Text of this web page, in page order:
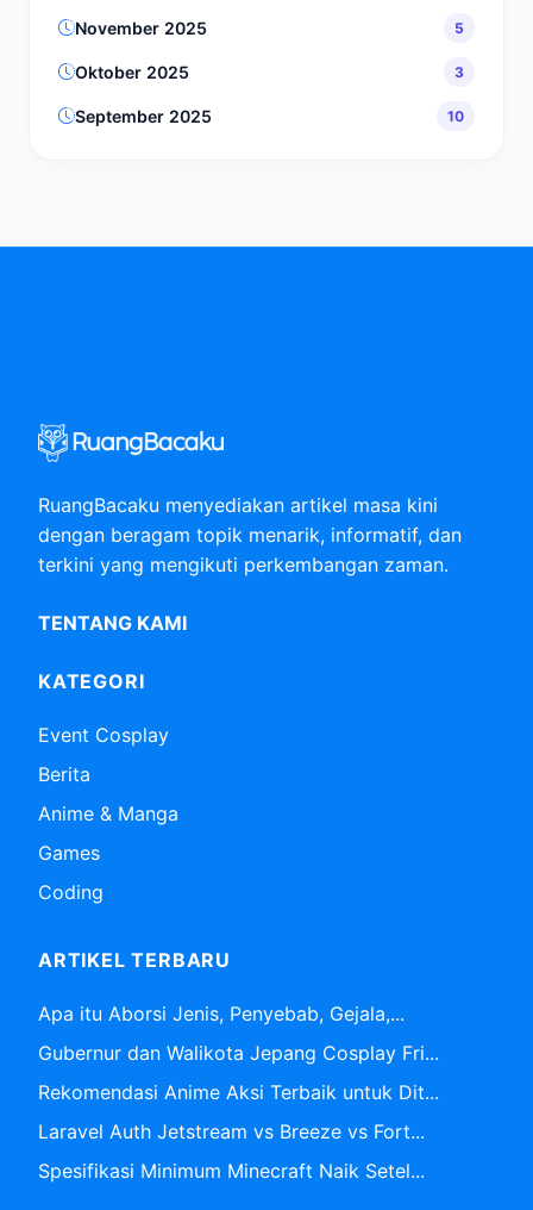
November 2025 5
Oktober 2025 3
September 2025 10
RuangBacaku menyediakan artikel masa kini
dengan beragam topik menarik, informatif, dan
terkini yang mengikuti perkembangan zaman.
TENTANG KAMI
KATEGORI
Event Cosplay
Berita
Anime & Manga
Games
Coding
ARTIKEL TERBARU
Apa itu Aborsi Jenis, Penyebab, Gejala,...
Gubernur dan Walikota Jepang Cosplay Fri...
Rekomendasi Anime Aksi Terbaik untuk Dit...
Laravel Auth Jetstream vs Breeze vs Fort...
Spesifikasi Minimum Minecraft Naik Setel...